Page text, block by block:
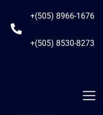
+(505) 8966-1676
+(505) 8530-8273